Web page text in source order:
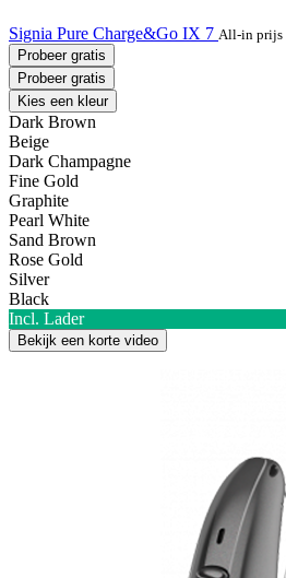
Signia Pure Charge&Go IX 7 All-in prijs
Probeer gratis
Probeer gratis
Kies een kleur
Dark Brown
Beige
Dark Champagne
Fine Gold
Graphite
Pearl White
Sand Brown
Rose Gold
Silver
Black
Incl. Lader
Bekijk een korte video